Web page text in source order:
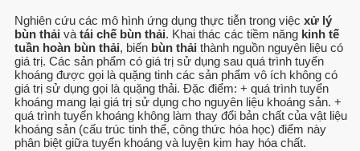
Nghiên cứu các mô hình ứng dụng thực tiễn trong việc xử lý
bùn thải và tái chế bùn thải. Khai thác các tiềm năng kinh tế
tuần hoàn bùn thải, biến bùn thải thành nguồn nguyên liệu có
giá trị. Các sản phẩm có giá trị sử dụng sau quá trình tuyển
khoáng được gọi là quặng tinh các sản phẩm vô ích không có
giá trị sử dụng gọi là quặng thải. Đặc điểm: + quá trình tuyển
khoáng mang lại giá trị sử dụng cho nguyên liệu khoáng sản. +
quá trình tuyển khoáng không làm thay đổi bản chất của vật liệu
khoáng sản (cấu trúc tinh thể, công thức hóa học) điểm này
phân biệt giữa tuyển khoáng và luyện kim hay hóa chất.